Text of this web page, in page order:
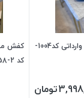
کفش زنانه عروسکی وارداتی کد1004-
تومان
کد b558-2